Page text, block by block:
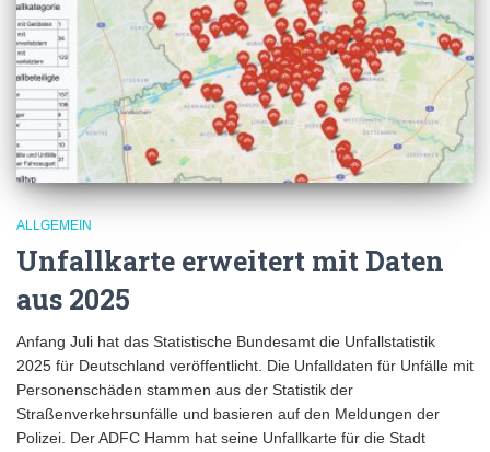
ALLGEMEIN
Unfallkarte erweitert mit Daten
aus 2025
Anfang Juli hat das Statistische Bundesamt die Unfallstatistik
2025 für Deutschland veröffentlicht. Die Unfalldaten für Unfälle mit
Personenschäden stammen aus der Statistik der
Straßenverkehrsunfälle und basieren auf den Meldungen der
Polizei. Der ADFC Hamm hat seine Unfallkarte für die Stadt